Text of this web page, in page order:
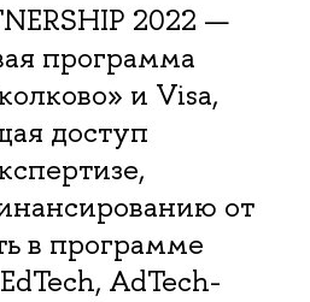
2022 —
программа
и Visa,
доступ
от
в программе
AdTech-